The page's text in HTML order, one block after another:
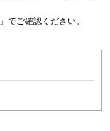
」でご確認ください。